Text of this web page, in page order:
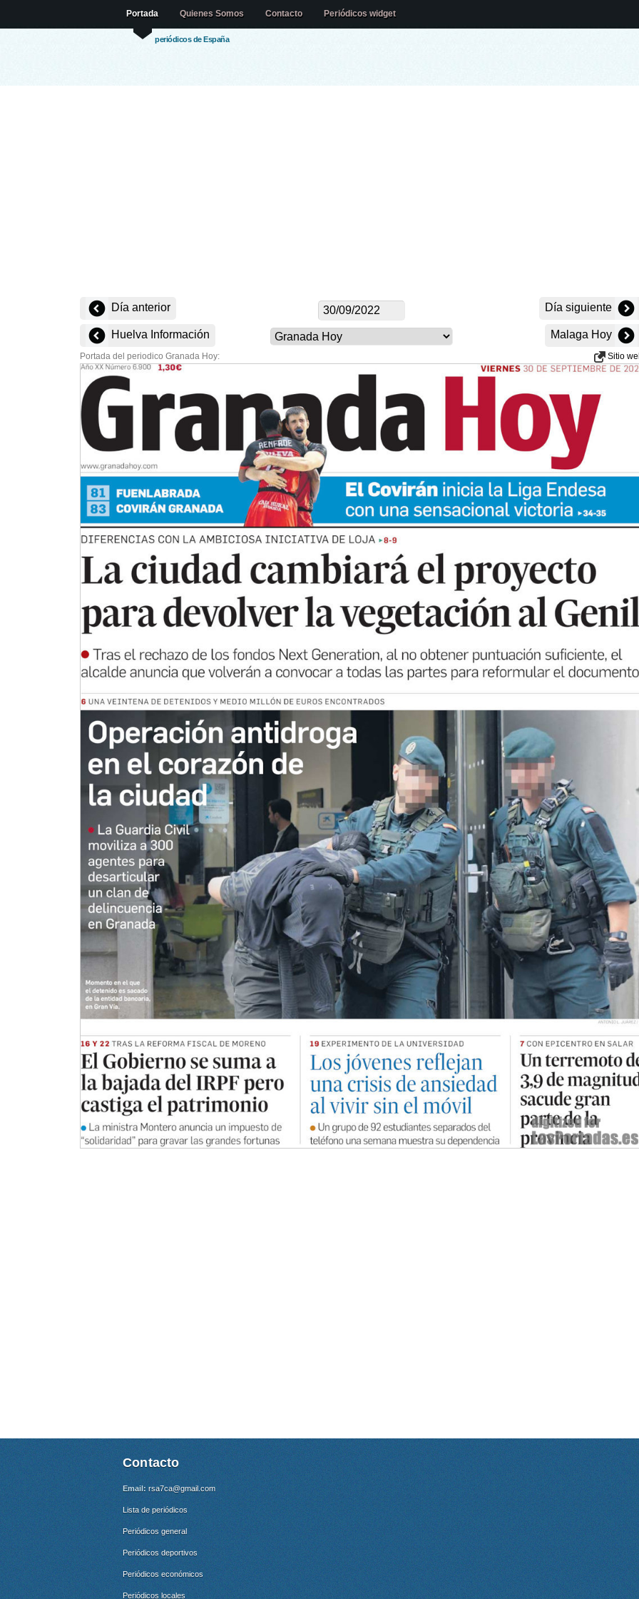
periódicos de España
Portada Quienes Somos Contacto Periódicos widget
Día anterior Día siguiente
Huelva Información Malaga Hoy
Portada del periodico Granada Hoy: Sitio
Contacto
Email: rsa7ca@gmail.com
Lista de periódicos
Periódicos general
Periódicos deportivos
Periódicos económicos
Periódicos locales